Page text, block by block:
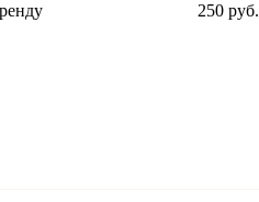
250 руб.